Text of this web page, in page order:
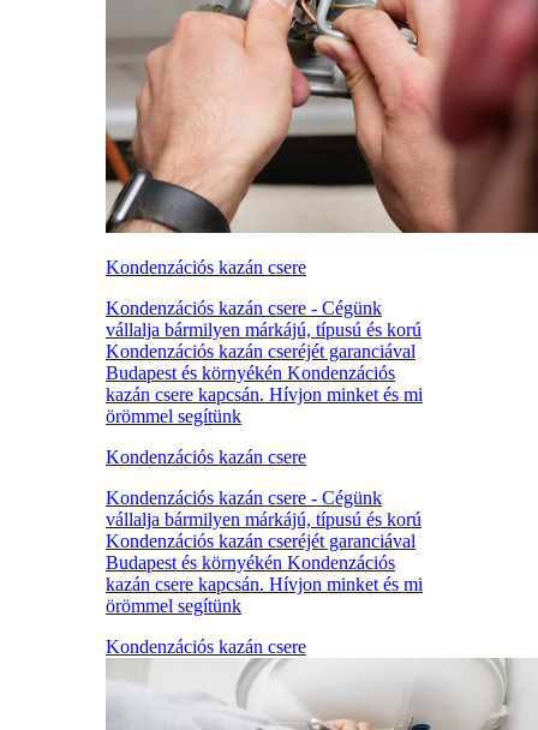
Kondenzációs kazán csere
Kondenzációs kazán csere - Cégünk
vállalja bármilyen márkájú, típusú és korú
Kondenzációs kazán cseréjét garanciával
Budapest és környékén Kondenzációs
kazán csere kapcsán. Hívjon minket és mi
örömmel segítünk
Kondenzációs kazán csere
Kondenzációs kazán csere - Cégünk
vállalja bármilyen márkájú, típusú és korú
Kondenzációs kazán cseréjét garanciával
Budapest és környékén Kondenzációs
kazán csere kapcsán. Hívjon minket és mi
örömmel segítünk
Kondenzációs kazán csere